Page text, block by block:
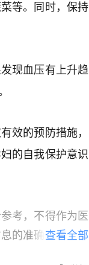
等。同时，保持
现血压有上升趋
效的预防措施，
的自我保护意识
考，不得作为医
的准确性，但本
查看全部